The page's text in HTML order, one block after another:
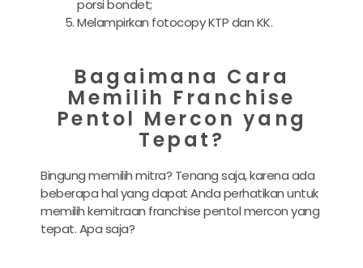
porsi bondet;
Melampirkan fotocopy KTP dan KK.
Bagaimana Cara
Memilih Franchise
Pentol Mercon yang
Tepat?
Bingung memilih mitra? Tenang saja, karena ada
beberapa hal yang dapat Anda perhatikan untuk
memilih kemitraan franchise pentol mercon yang
tepat. Apa saja?